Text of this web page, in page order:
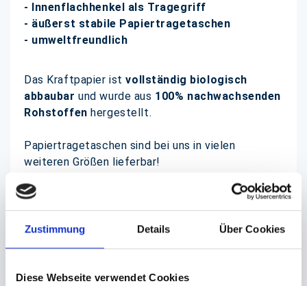
Zustimmung Details Über Cookies
Diese Webseite verwendet Cookies
- Innenflachhenkel als Tragegriff
- äußerst stabile Papiertragetaschen
- umweltfreundlich
Das Kraftpapier istvollständig biologisch
abbaubar und wurde aus 100% nachwachsenden
Rohstoffen hergestellt.
Papiertragetaschen sind bei uns in vielen
weiteren Größen lieferbar!
Ein individuelles Bedrucken mit Ihrem Firmenlogo
ist bereits ab einer Menge von ca. 5000
Stück möglich. Fragen Sie gerne nach, E-Mail